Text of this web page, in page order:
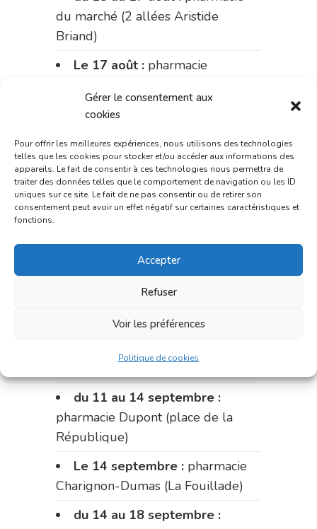
Gérer le consentement aux
cookies
Pour offrir les meilleures expériences, nous utilisons des technologies
telles que les cookies pour stocker et/ou accéder aux informations des
appareils. Le fait de consentir à ces technologies nous permettra de
traiter des données telles que le comportement de navigation ou les ID
uniques sur ce site. Le fait de ne pas consentir ou de retirer son
consentement peut avoir un effet négatif sur certaines caractéristiques et
fonctions.
Accepter
Refuser
Voir les préférences
Politique de cookies
du marché (2 allées Aristide
Briand)
Le 17 août : pharmacie
du 17 au 21 août :
du 21 au 28 août :pharmacie
Dupont (place de la République)
du 28 au 31 août :pharmacie
Du 31 août au 4 septembre :
pharmacie Charignon-Dumas (La
du 4 au 11 septembre :
du 11 au 14 septembre :
pharmacie Dupont (place de la
République)
Le 14 septembre : pharmacie
Charignon-Dumas (La Fouillade)
du 14 au 18 septembre :